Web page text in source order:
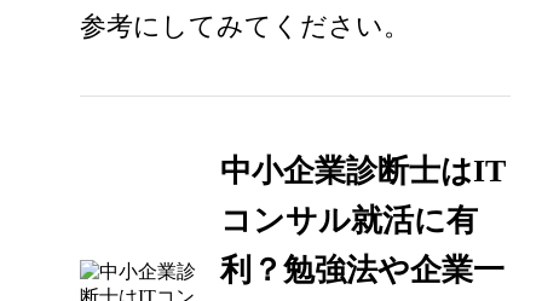
参考にしてみてください。
中小企業診断士はIT
コンサル就活に有
利？勉強法や企業一